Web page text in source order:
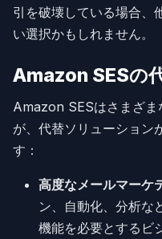
引を破壊している場合、
い選択かもしれません。
Amazon SESの
Amazon SESはさまざま
が、代替ソリューション
す：
高度なメールマーケ
ン、自動化、分析な
機能を必要とするビ